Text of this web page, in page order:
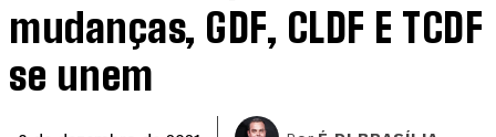
mudanças, GDF, CLDF E TCDF
se unem